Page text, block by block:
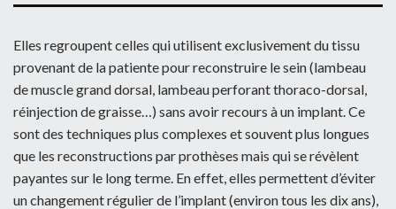
Elles regroupent celles qui utilisent exclusivement du tissu
provenant de la patiente pour reconstruire le sein (lambeau
de muscle grand dorsal, lambeau perforant thoraco-dorsal,
réinjection de graisse…) sans avoir recours à un implant. Ce
sont des techniques plus complexes et souvent plus longues
que les reconstructions par prothèses mais qui se révèlent
payantes sur le long terme. En effet, elles permettent d’éviter
un changement régulier de l’implant (environ tous les dix ans),